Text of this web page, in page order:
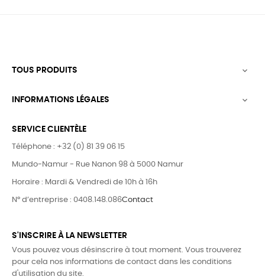
TOUS PRODUITS 
INFORMATIONS LÉGALES 
SERVICE CLIENTÈLE
Téléphone : +32 (0) 81 39 06 15
Mundo-Namur - Rue Nanon 98 à 5000 Namur
Horaire : Mardi & Vendredi de 10h à 16h
N° d’entreprise : 0408.148.086Contact
S'INSCRIRE À LA NEWSLETTER
Vous pouvez vous désinscrire à tout moment. Vous trouverez
pour cela nos informations de contact dans les conditions
d'utilisation du site.